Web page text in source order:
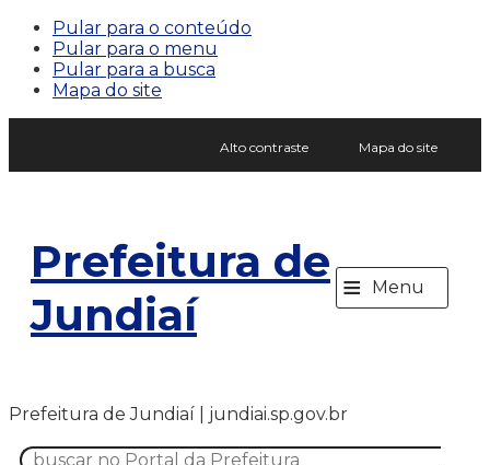
Pular para o conteúdo
Pular para o menu
Pular para a busca
Mapa do site
Alto contraste Mapa do site
Prefeitura de
Jundiaí
≡ Menu
Prefeitura de Jundiaí | jundiai.sp.gov.br